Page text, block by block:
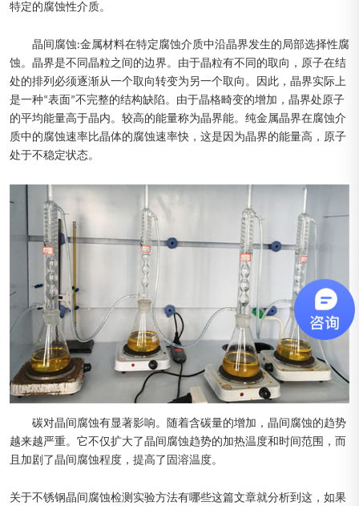
特定的腐蚀性介质。
晶间腐蚀:金属材料在特定腐蚀介质中沿晶界发生的局部选择性腐
蚀。晶界是不同晶粒之间的边界。由于晶粒有不同的取向，原子在结
处的排列必须逐渐从一个取向转变为另一个取向。因此，晶界实际上
是一种“表面”不完整的结构缺陷。由于晶格畸变的增加，晶界处原子
的平均能量高于晶内。较高的能量称为晶界能。纯金属晶界在腐蚀介
质中的腐蚀速率比晶体的腐蚀速率快，这是因为晶界的能量高，原子
处于不稳定状态。
碳对晶间腐蚀有显著影响。随着含碳量的增加，晶间腐蚀的趋势
越来越严重。它不仅扩大了晶间腐蚀趋势的加热温度和时间范围，而
且加剧了晶间腐蚀程度，提高了固溶温度。
关于不锈钢晶间腐蚀检测实验方法有哪些这篇文章就分析到这，如果